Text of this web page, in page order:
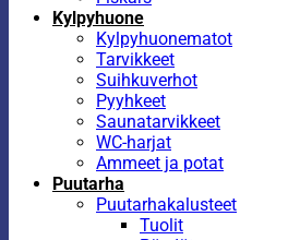
Kylpyhuone
Kylpyhuonematot
Tarvikkeet
Suihkuverhot
Pyyhkeet
Saunatarvikkeet
WC-harjat
Ammeet ja potat
Puutarha
Puutarhakalusteet
Tuolit